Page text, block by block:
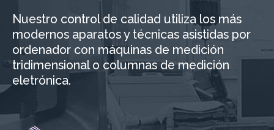
Nuestro control de calidad utiliza los más
modernos aparatos y técnicas asistidas por
ordenador con máquinas de medición
tridimensional o columnas de medición
eletrónica.